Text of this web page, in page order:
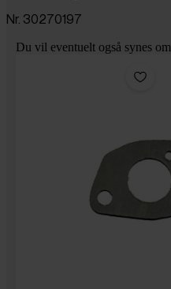
Nr. 30270197
Du vil eventuelt også synes om